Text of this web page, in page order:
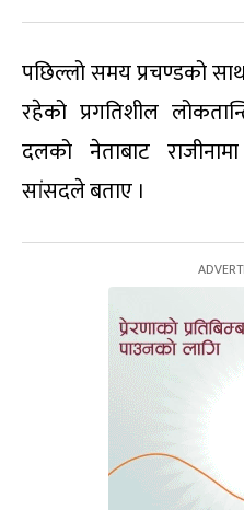
पछिल्लो समय प्रचण्डको
रहेको प्रगतिशील
दलको नेताबाट
सांसदले बताए ।